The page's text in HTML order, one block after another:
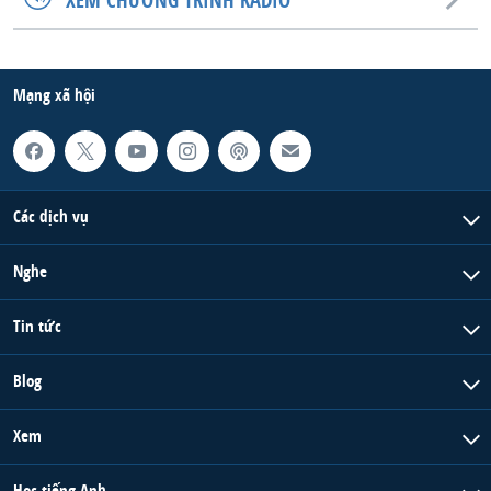
QUAN HỆ VIỆT MỸ
Mạng xã hội
Các dịch vụ
Nghe
Tin tức
Blog
Xem